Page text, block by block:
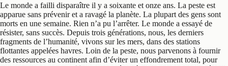
Le monde a failli disparaître il y a soixante et onze ans. La peste est
apparue sans prévenir et a ravagé la planète. La plupart des gens sont
morts en une semaine. Rien n’a pu l’arrêter. Le monde a essayé de
résister, sans succès. Depuis trois générations, nous, les derniers
fragments de l’humanité, vivons sur les mers, dans des stations
flottantes appelées havres. Loin de la peste, nous parvenons à fournir
des ressources au continent afin d’éviter un effondrement total, pour